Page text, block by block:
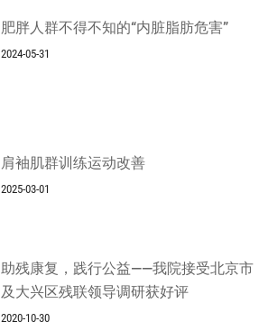
肥胖人群不得不知的“内脏脂肪危害”
2024-05-31
肩袖肌群训练运动改善
2025-03-01
助残康复，践行公益——我院接受北京市
及大兴区残联领导调研获好评
2020-10-30